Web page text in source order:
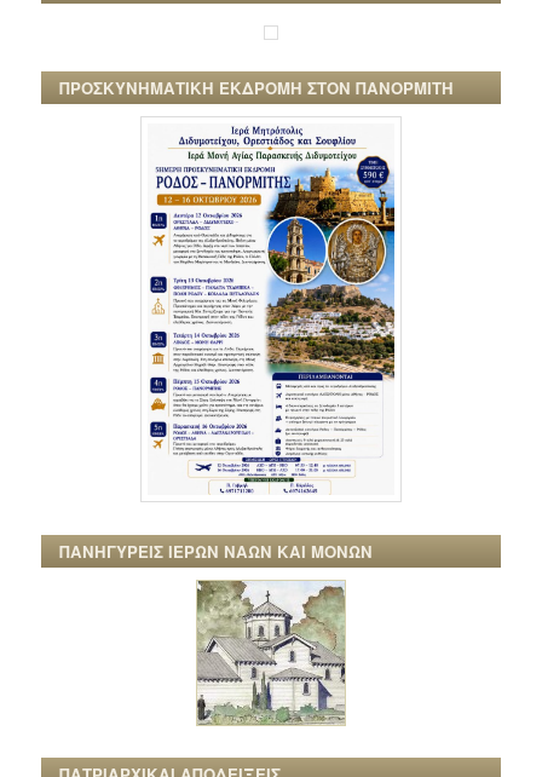
ΠΡΟΣΚΥΝΗΜΑΤΙΚΗ ΕΚΔΡΟΜΗ ΣΤΟΝ ΠΑΝΟΡΜΙΤΗ
ΠΑΝΗΓΥΡΕΙΣ ΙΕΡΩΝ ΝΑΩΝ ΚΑΙ ΜΟΝΩΝ